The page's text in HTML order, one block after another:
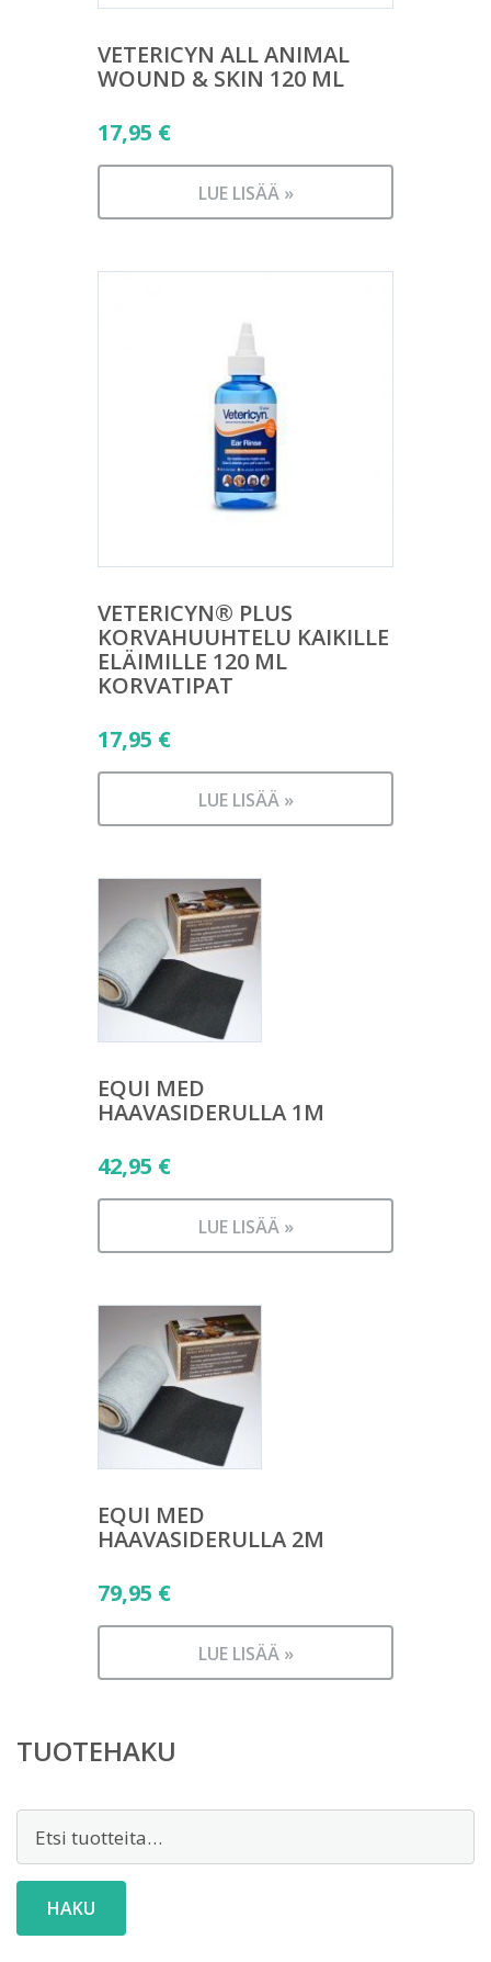
VETERICYN ALL ANIMAL
WOUND & SKIN 120 ML
17,95 €
LUE LISÄÄ »
VETERICYN® PLUS
KORVAHUUHTELU KAIKILLE
ELÄIMILLE 120 ML
KORVATIPAT
17,95 €
LUE LISÄÄ »
EQUI MED
HAAVASIDERULLA 1M
42,95 €
LUE LISÄÄ »
EQUI MED
HAAVASIDERULLA 2M
79,95 €
LUE LISÄÄ »
TUOTEHAKU
HAKU